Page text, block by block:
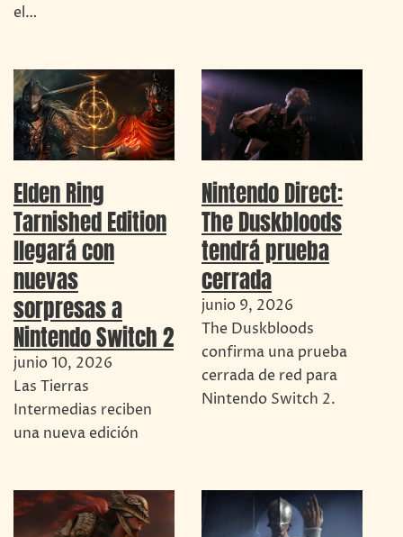
el…
Elden Ring
Tarnished Edition
llegará con
nuevas
sorpresas a
Nintendo Switch 2
junio 10, 2026
Las Tierras
Intermedias reciben
una nueva edición
Nintendo Direct:
The Duskbloods
tendrá prueba
cerrada
junio 9, 2026
The Duskbloods
confirma una prueba
cerrada de red para
Nintendo Switch 2.